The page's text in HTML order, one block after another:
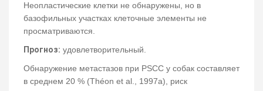
Неопластические клетки не обнаружены, но в
базофильных участках клеточные элементы не
просматриваются.
Прогноз: удовлетворительный.
Обнаружение метастазов при PSCC у собак составляет
в среднем 20 % (Théon et al., 1997a), риск